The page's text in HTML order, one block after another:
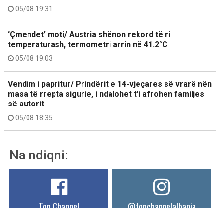
05/08 19:31
‘Çmendet’ moti/ Austria shënon rekord të ri
temperaturash, termometri arrin në 41.2°C
05/08 19:03
Vendim i papritur/ Prindërit e 14-vjeçares së vrarë nën
masa të rrepta sigurie, i ndalohet t’i afrohen familjes
së autorit
05/08 18:35
Na ndiqni: